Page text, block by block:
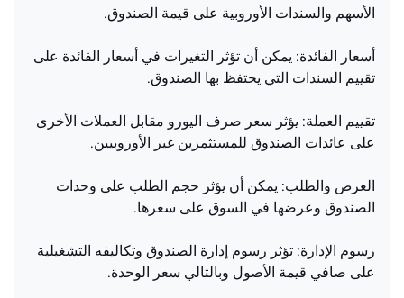
الأسهم والسندات الأوروبية على قيمة الصندوق.
أسعار الفائدة: يمكن أن تؤثر التغيرات في أسعار الفائدة على
تقييم السندات التي يحتفظ بها الصندوق.
تقييم العملة: يؤثر سعر صرف اليورو مقابل العملات الأخرى
على عائدات الصندوق للمستثمرين غير الأوروبيين.
العرض والطلب: يمكن أن يؤثر حجم الطلب على وحدات
الصندوق وعرضها في السوق على سعرها.
رسوم الإدارة: تؤثر رسوم إدارة الصندوق وتكاليفه التشغيلية
على صافي قيمة الأصول وبالتالي سعر الوحدة.